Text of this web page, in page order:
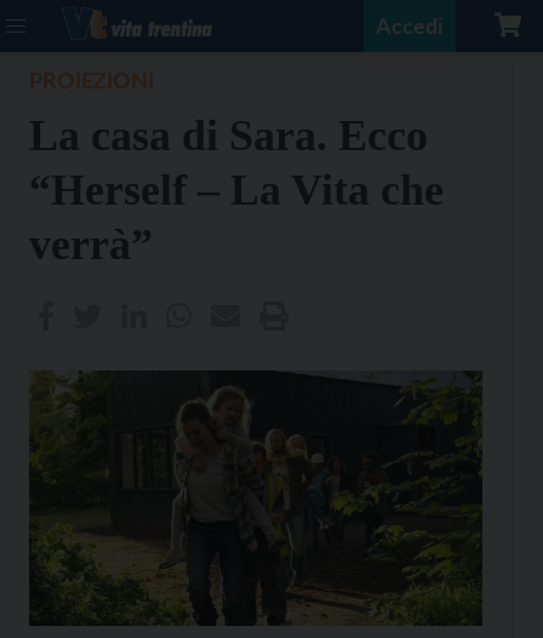
Accedi
La casa di Sara. Ecco
“Herself – La Vita che
verrà”